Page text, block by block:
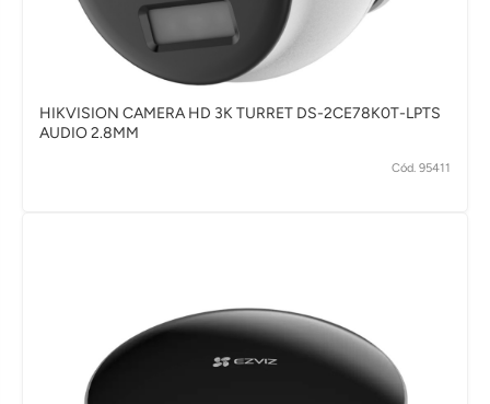
HIKVISION CAMERA HD 3K TURRET DS-2CE78K0T-LPTS
AUDIO 2.8MM
Cód. 95411